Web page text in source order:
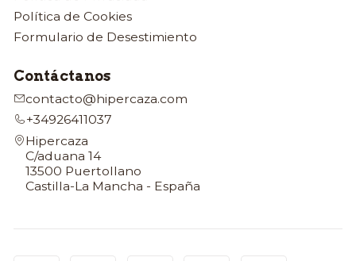
Política de Cookies
Formulario de Desestimiento
Contáctanos
contacto@hipercaza.com
+34926411037
Hipercaza
C/aduana 14
13500 Puertollano
Castilla-La Mancha - España